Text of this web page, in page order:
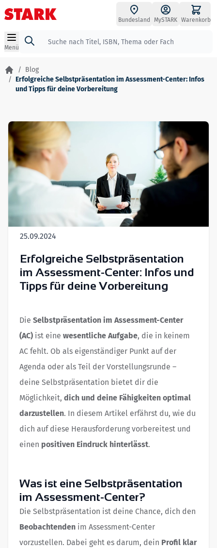
Zum Inhalt springen
Bundesland MySTARK Warenkorb
Menü
Suche
/ Blog
/ Erfolgreiche Selbstpräsentation im Assessment-Center: Infos
und Tipps für deine Vorbereitung
25.09.2024
Erfolgreiche Selbstpräsentation
im Assessment-Center: Infos und
Tipps für deine Vorbereitung
Die Selbstpräsentation im Assessment-Center
(AC) ist eine wesentliche Aufgabe, die in keinem
AC fehlt. Ob als eigenständiger Punkt auf der
Agenda oder als Teil der Vorstellungsrunde –
deine Selbstpräsentation bietet dir die
Möglichkeit, dich und deine Fähigkeiten optimal
darzustellen. In diesem Artikel erfährst du, wie du
dich auf diese Herausforderung vorbereitest und
einen positiven Eindruck hinterlässt.
Was ist eine Selbstpräsentation
im Assessment-Center?
Die Selbstpräsentation ist deine Chance, dich den
Beobachtenden im Assessment-Center
vorzustellen. Dabei geht es darum, dein Profil klar